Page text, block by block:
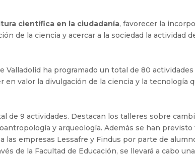
científica en la ciudadanía, favorecer la
de la ciencia y acercar a la sociedad la actividad
Valladolid ha programado un total de 80
valor la divulgación de la ciencia y la tecnología
de 9 actividades. Destacan los talleres sobre
y arqueología. Además se han previsto
las empresas Lessafre y Findus por parte de
de la Facultad de Educación, se llevará a cabo una